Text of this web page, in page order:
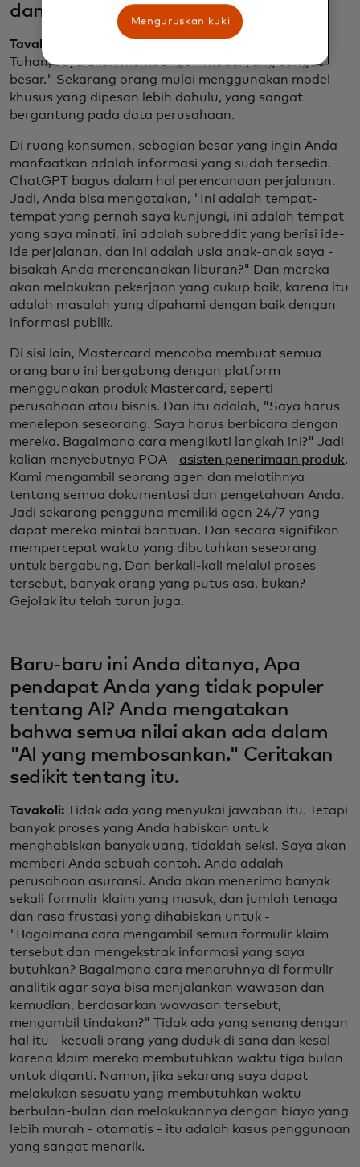
dan perusahaan?
Tavakoli:
Tuhan, saya akan membangun model yang sangat
besar." Sekarang orang mulai menggunakan model
khusus yang dipesan lebih dahulu, yang sangat
bergantung pada data perusahaan.
Di ruang konsumen, sebagian besar yang ingin Anda
manfaatkan adalah informasi yang sudah tersedia.
ChatGPT bagus dalam hal perencanaan perjalanan.
Jadi, Anda bisa mengatakan, "Ini adalah tempat-
tempat yang pernah saya kunjungi, ini adalah tempat
yang saya minati, ini adalah subreddit yang berisi ide-
ide perjalanan, dan ini adalah usia anak-anak saya -
bisakah Anda merencanakan liburan?" Dan mereka
akan melakukan pekerjaan yang cukup baik, karena itu
adalah masalah yang dipahami dengan baik dengan
informasi publik.
Di sisi lain, Mastercard mencoba membuat semua
orang baru ini bergabung dengan platform
menggunakan produk Mastercard, seperti
perusahaan atau bisnis. Dan itu adalah, "Saya harus
menelepon seseorang. Saya harus berbicara dengan
mereka. Bagaimana cara mengikuti langkah ini?" Jadi
kalian menyebutnya POA - asisten penerimaan produk.
Kami mengambil seorang agen dan melatihnya
tentang semua dokumentasi dan pengetahuan Anda.
Jadi sekarang pengguna memiliki agen 24/7 yang
dapat mereka mintai bantuan. Dan secara signifikan
mempercepat waktu yang dibutuhkan seseorang
untuk bergabung. Dan berkali-kali melalui proses
tersebut, banyak orang yang putus asa, bukan?
Gejolak itu telah turun juga.
Baru-baru ini Anda ditanya, Apa
pendapat Anda yang tidak populer
tentang AI? Anda mengatakan
bahwa semua nilai akan ada dalam
"AI yang membosankan." Ceritakan
sedikit tentang itu.
Tavakoli: Tidak ada yang menyukai jawaban itu. Tetapi
banyak proses yang Anda habiskan untuk
menghabiskan banyak uang, tidaklah seksi. Saya akan
memberi Anda sebuah contoh. Anda adalah
perusahaan asuransi. Anda akan menerima banyak
sekali formulir klaim yang masuk, dan jumlah tenaga
dan rasa frustasi yang dihabiskan untuk -
"Bagaimana cara mengambil semua formulir klaim
tersebut dan mengekstrak informasi yang saya
butuhkan? Bagaimana cara menaruhnya di formulir
analitik agar saya bisa menjalankan wawasan dan
kemudian, berdasarkan wawasan tersebut,
mengambil tindakan?" Tidak ada yang senang dengan
hal itu - kecuali orang yang duduk di sana dan kesal
karena klaim mereka membutuhkan waktu tiga bulan
untuk diganti. Namun, jika sekarang saya dapat
melakukan sesuatu yang membutuhkan waktu
berbulan-bulan dan melakukannya dengan biaya yang
lebih murah - otomatis - itu adalah kasus penggunaan
yang sangat menarik.
Menguruskan kuki